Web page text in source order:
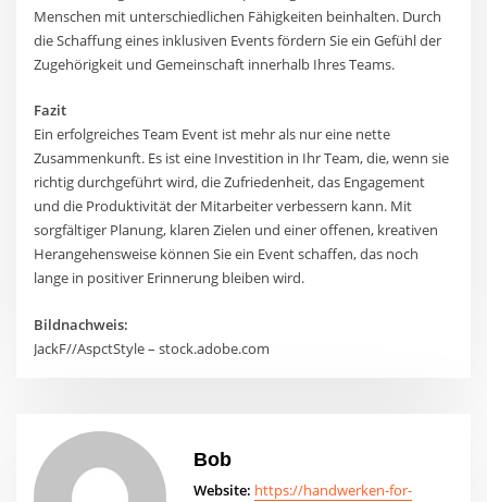
Menschen mit unterschiedlichen Fähigkeiten beinhalten. Durch
die Schaffung eines inklusiven Events fördern Sie ein Gefühl der
Zugehörigkeit und Gemeinschaft innerhalb Ihres Teams.
Fazit
Ein erfolgreiches Team Event ist mehr als nur eine nette
Zusammenkunft. Es ist eine Investition in Ihr Team, die, wenn sie
richtig durchgeführt wird, die Zufriedenheit, das Engagement
und die Produktivität der Mitarbeiter verbessern kann. Mit
sorgfältiger Planung, klaren Zielen und einer offenen, kreativen
Herangehensweise können Sie ein Event schaffen, das noch
lange in positiver Erinnerung bleiben wird.
Bildnachweis:
JackF//AspctStyle – stock.adobe.com
Bob
Website: https://handwerken-for-